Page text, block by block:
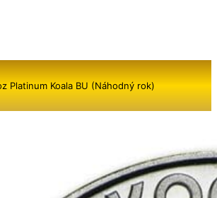
Platinum Koala BU (Náhodný rok)